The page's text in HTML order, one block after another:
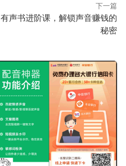
下一篇
有声书进阶课，解锁声音赚钱的
秘密